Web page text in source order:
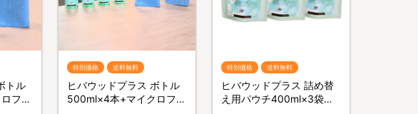
トル
ファ
特別価格 送料無料
ヒバウッドプラス ボトル
500ml×4本+マイクロファ
特別価格 送料無料
ヒバウッドプラス 詰め替
え用パウチ400ml×3袋／